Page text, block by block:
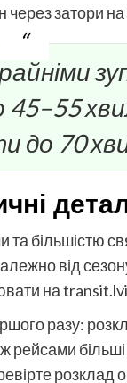
через затори
до 70
більшістю
від
на
разу:
рейсами
розклад